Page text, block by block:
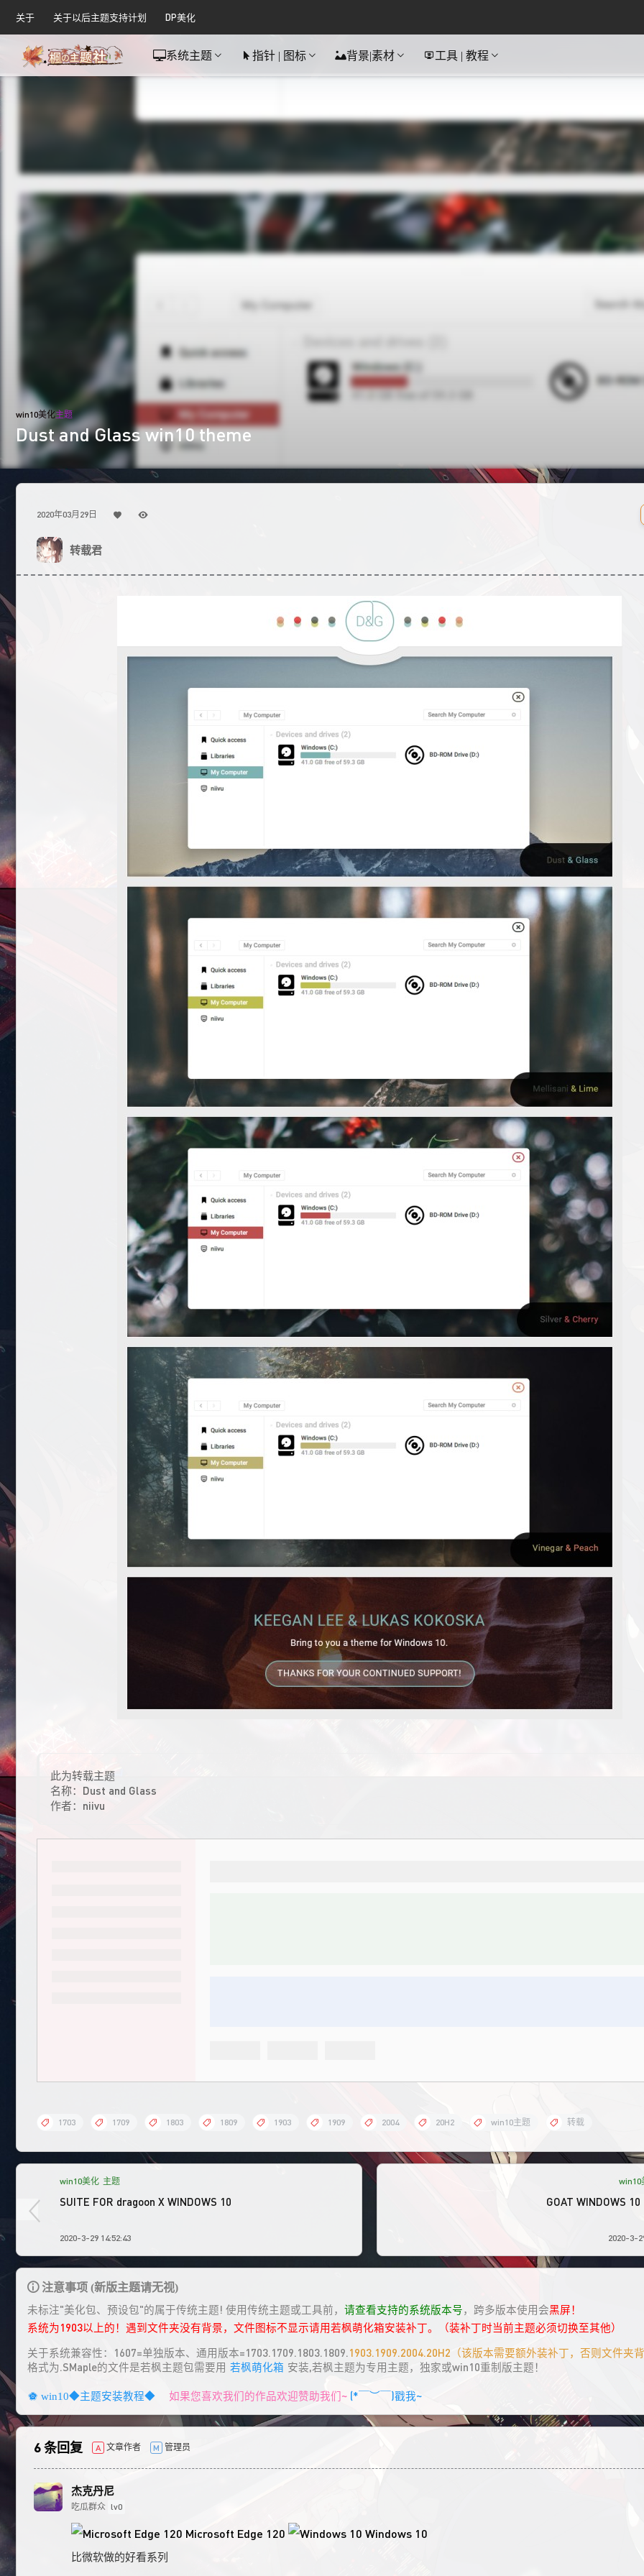
关于 关于以后主题支持计划 DP美化
系统主题 指针 | 图标 背景|素材 工具 | 教程
win10美化主题
Dust and Glass win10 theme
2020年03月29日
转载君
此为转载主题
名称：Dust and Glass
作者：niivu
1703 1709 1803 1809 1903 1909 2004 20H2 win10主题 转载
win10美化 主题
SUITE FOR dragoon X WINDOWS 10
2020-3-29 14:52:43
win10
GOAT WINDOWS
2020-3-
注意事项 (新版主题请无视)
未标注"美化包、预设包"的属于传统主题! 使用传统主题或工具前， 请查看支持的系统版本号，跨多版本使用会黑屏！
系统为1903以上的！遇到文件夹没有背景，文件图标不显示请用若枫萌化箱安装补丁。（装补丁时当前主题必须切换至其他）
关于系统兼容性：1607=单独版本、通用版本=1703.1709.1803.1809. 1903.1909.2004.20H2（该版本需要额外装补丁，否则文件夹
格式为.SMaple的文件是若枫主题包需要用 若枫萌化箱 安装,若枫主题为专用主题，独家或win10重制版主题！
win10◆主题安装教程◆ 如果您喜欢我们的作品欢迎赞助我们~ (*￣︶￣)戳我~
6 条回复 A 文章作者 M 管理员
杰克丹尼
吃瓜群众 lv0
Microsoft Edge 120 Windows 10
比微软做的好看系列